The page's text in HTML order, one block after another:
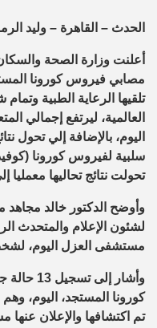
الحدث – القاهرة – وليد
أعلنت وزارة الصحة
مصابي فيروس كورونا
تلقيها الرعاية الطبية
تحولت نتائج تحاليها معمليا إلي سلبية
وأوضح الدكتور خالد
لشئون الإعلام والمتحدث
مستشفى العزل اليوم،
وأشار
كورونا المستجد، اليوم، وهم
تم اكتشافها والإعلان